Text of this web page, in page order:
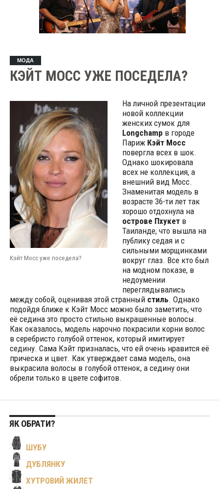
МОДА
КЭЙТ МОСС УЖЕ ПОСЕДЕЛА?
Кэйт Мосс уже поседела?
На личной презентации
новой коллекции
женских сумок для
Longchamp в городе
Париж Кэйт Мосс
повергла всех в шок.
Однако шокировала
всех не коллекция, а
внешний вид Мосс.
Знаменитая модель в
возрасте 36-ти лет так
хорошо отдохнула на
острове Пхукетв
Таиланде, что вышла на
публику седая и с
сильными морщинками
вокруг глаз. Все кто был
на модном показе, в
недоумении
переглядывались
между собой, оценивая этой странный стиль. Однако
подойдя ближе к Кэйт Мосс можно было заметить, что
её седина это просто стильно выкрашенные волосы.
Как оказалось, модель нарочно покрасили корни волос
в серебристо голубой оттенок, который имитирует
седину. Сама Кэйт призналась, что ей очень нравится её
прическа и цвет. Как утверждает сама модель, она
выкрасила волосы в голубой оттенок, а седину они
обрели только в цвете софитов.
ЯК ОБРАТИ?
ШУБУ
ДУБЛЯНКУ
ХУТРОВИЙ ЖИЛЕТ